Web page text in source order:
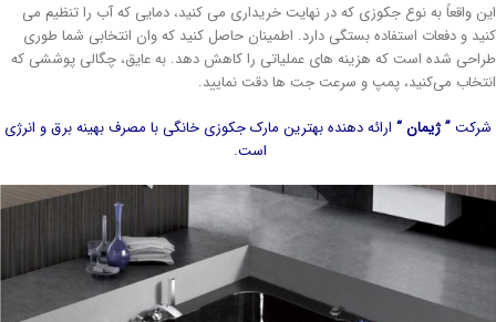
واقعاً به نوع جکوزی که در نهایت خریداری می کنید، دمایی که آب را تنظیم می
و دفعات استفاده بستگی دارد. اطمینان حاصل کنید که وان انتخابی شما طوری
شده است که هزینه های عملیاتی را کاهش دهد. به عایق، چگالی پوششی که
می‌کنید، پمپ و سرعت جت ها دقت نمایید.
” ژیمان “ارائه دهنده بهترین مارک جکوزی خانگی با مصرف بهینه برق و انرژی
است.